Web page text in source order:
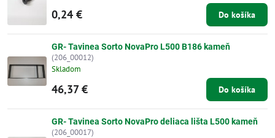
0,24 € Do košíka
GR- Tavinea Sorto NovaPro L500 B186 kameň
(206_00012)
Skladom
46,37 € Do košíka
GR- Tavinea Sorto NovaPro deliaca lišta L500 kameň
(206_00017)